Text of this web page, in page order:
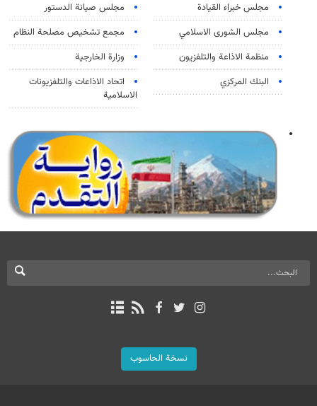
مجلس خبراء القيادة
مجلس صيانة الدستور
مجلس الشورى الاسلامي
مجمع تشخيص مصلحة النظام
منظمة الاذاعة والتلفزیون
وزارة الخارجية
البنك المركزي
اتحاد الاذاعات والتلفزيونات
الاسلامية
نسخة الحاسوب